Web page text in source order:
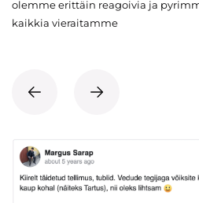
olemme erittäin reagoivia ja
kaikkia vieraitamme